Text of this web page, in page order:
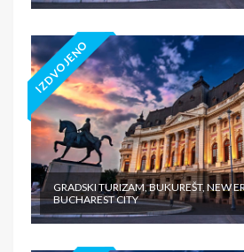
IZDVOJENO
GRADSKI TURIZAM, BUKUREŠT, NEW
BUCHAREST CITY